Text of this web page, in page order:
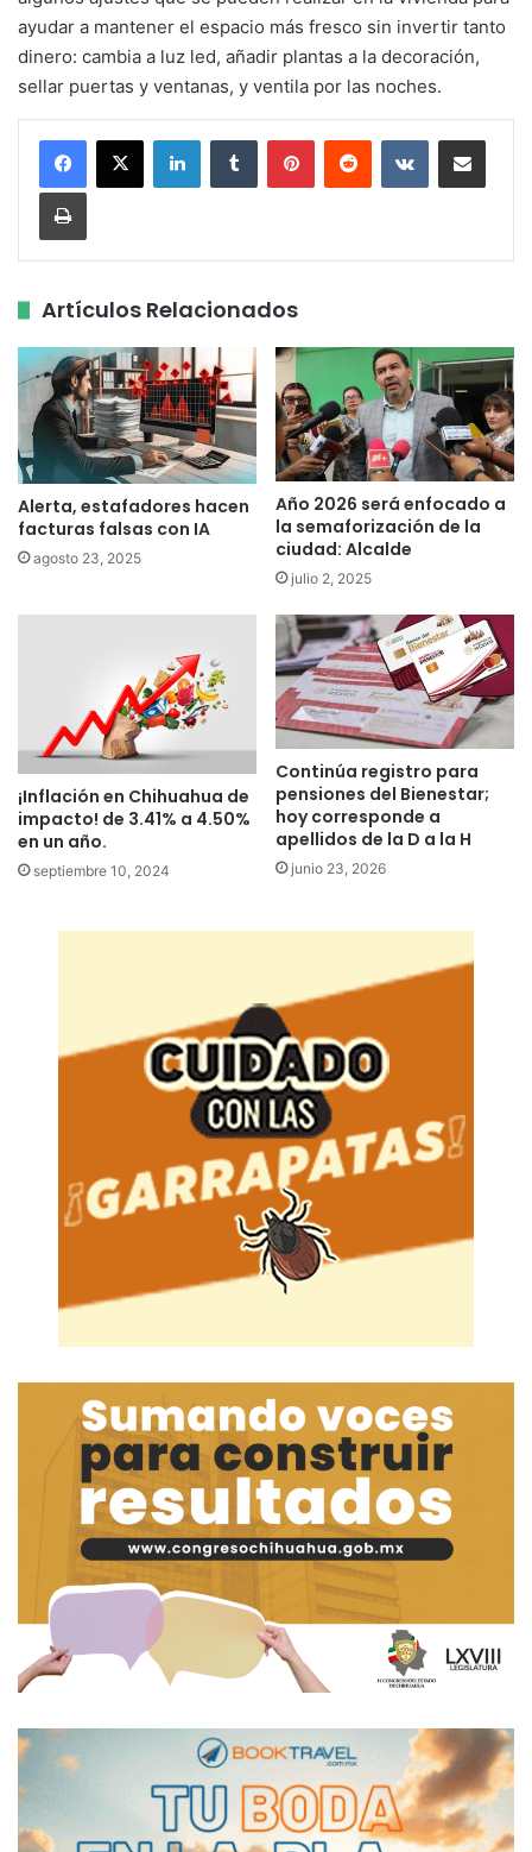
ayudar a mantener el espacio más fresco sin invertir tanto
dinero: cambia a luz led, añadir plantas a la decoración,
sellar puertas y ventanas, y ventila por las noches.
LinkedInTumblr PinterestReddit VKontakteShare via Email
Print
Artículos Relacionados
Alerta, estafadores hacen
facturas falsas con IA
agosto 23, 2025
Año 2026 será enfocado a
la semaforización de la
ciudad: Alcalde
julio 2, 2025
¡Inflación en Chihuahua de
impacto! de 3.41% a 4.50%
en un año.
septiembre 10, 2024
Continúa registro para
pensiones del Bienestar;
hoy corresponde a
apellidos de la D a la H
junio 23, 2026